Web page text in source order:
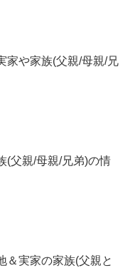
家や家族(父親/母親/兄
(父親/母親/兄弟)の情
＆実家の家族(父親と